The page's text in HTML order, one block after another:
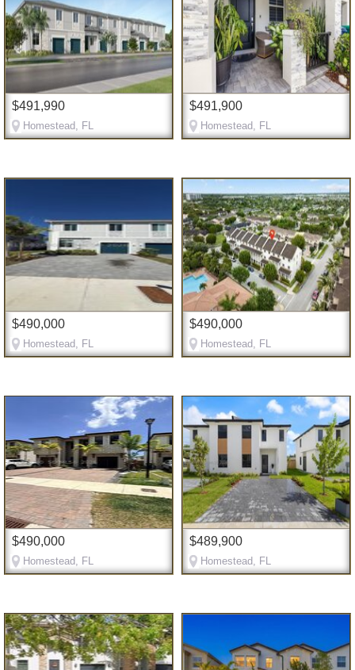
$491,990
Homestead, FL
$491,900
Homestead, FL
$490,000
Homestead, FL
$490,000
Homestead, FL
$490,000
Homestead, FL
$489,900
Homestead, FL